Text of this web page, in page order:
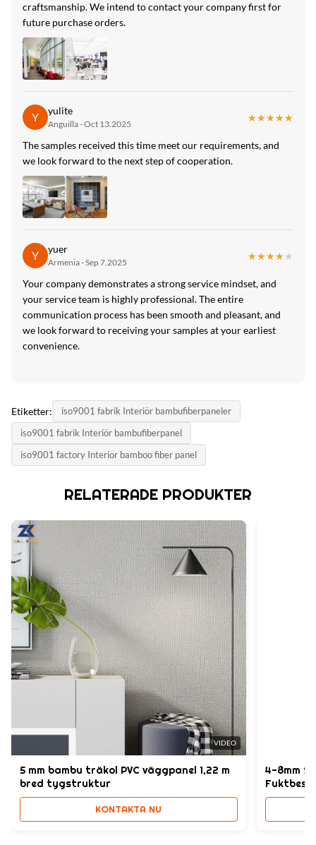
craftsmanship. We intend to contact your company first for
future purchase orders.
Y yulite
Anguilla - Oct 13.2025
★★★★★
★★★★★
The samples received this time meet our requirements, and
we look forward to the next step of cooperation.
Y yuer
Armenia - Sep 7.2025
★★★★★
★★★★★
Your company demonstrates a strong service mindset, and
your service team is highly professional. The entire
communication process has been smooth and pleasant, and
we look forward to receiving your samples at your earliest
convenience.
Etiketter:
iso9001 fabrik Interiör bambufiberpaneler
iso9001 fabrik Interiör bambufiberpanel
iso9001 factory Interior bamboo fiber panel
RELATERADE PRODUKTER
VIDEO
5 mm bambu träkol PVC väggpanel 1,22 m
bred tygstruktur
KONTAKTA NU
4-8mm